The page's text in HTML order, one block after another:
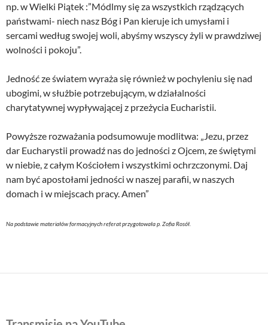
np. w Wielki Piątek :”Módlmy się za wszystkich rządzących
państwami- niech nasz Bóg i Pan kieruje ich umysłami i
sercami według swojej woli, abyśmy wszyscy żyli w prawdziwej
wolności i pokoju”.
Jedność ze światem wyraża się również w pochyleniu się nad
ubogimi, w służbie potrzebującym, w działalności
charytatywnej wypływającej z przeżycia Eucharistii.
Powyższe rozważania podsumowuje modlitwa: „Jezu, przez
dar Eucharystii prowadź nas do jedności z Ojcem, ze świętymi
w niebie, z całym Kościołem i wszystkimi ochrzczonymi. Daj
nam być apostołami jedności w naszej parafii, w naszych
domach i w miejscach pracy. Amen”
Na podstawie materiałów formacyjnych referat przygotowała p. Zofia Rosół.